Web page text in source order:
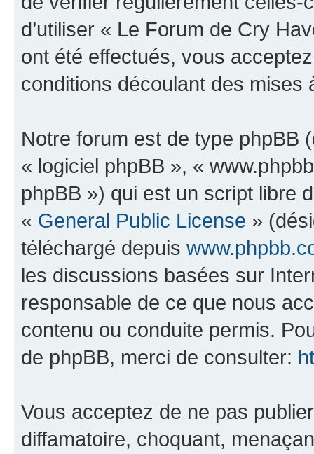
d’utiliser « Le Forum de Cry
ont été effectués, vous
conditions découlant des mises
Notre forum est de type phpBB
« logiciel phpBB », «
phpBB ») qui est un script libre
« General Public License »
téléchargé depuis
les discussions basées sur
responsable de ce que nous
contenu ou conduite permis.
de phpBB, merci de consulter:
Vous acceptez de ne pas
diffamatoire, choquant,